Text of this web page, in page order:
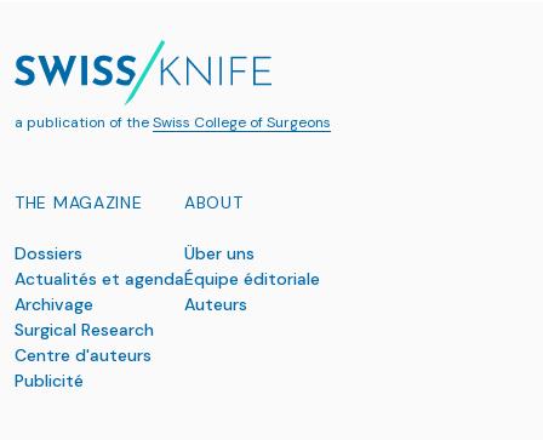
a publication of theSwiss College of Surgeons
THE MAGAZINE
Dossiers
Actualités et agenda
Archivage
Surgical Research
Centre d'auteurs
Publicité
ABOUT
Über uns
Équipe éditoriale
Auteurs